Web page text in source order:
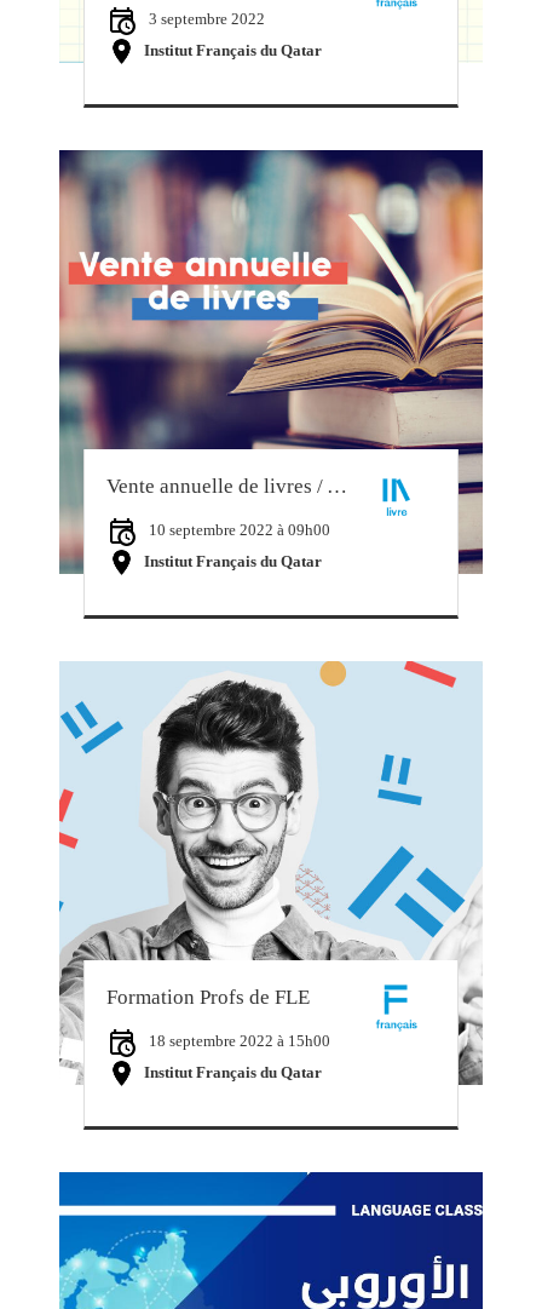
3 septembre 2022
Institut Français du Qatar
Vente annuelle de livres / Annual book sale
10 septembre 2022 à 09h00
Institut Français du Qatar
Formation Profs de FLE
18 septembre 2022 à 15h00
Institut Français du Qatar